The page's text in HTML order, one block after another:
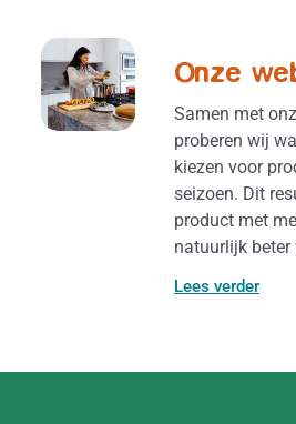
Onze
Samen met
proberen wij
kiezen voor
seizoen. Dit
product met
natuurlijk beter
Lees verder